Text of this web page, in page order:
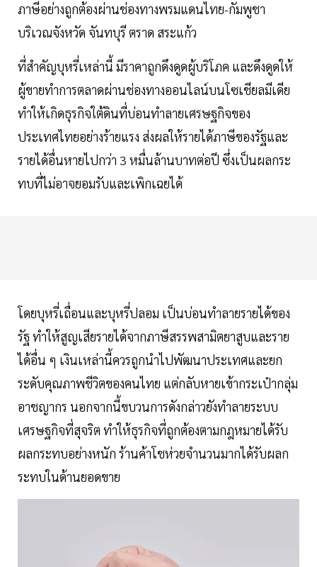
ภาษีอย่างถูกต้องผ่านช่องทางพรมแดนไทย-กัมพูชา
บริเวณจังหวัด จันทบุรี ตราด สระแก้ว
ที่สำคัญบุหรี่เหล่านี้ มีราคาถูกดึงดูดผู้บริโภค และดึงดูดให้
ผู้ขายทำการตลาดผ่านช่องทางออนไลน์บนโซเชียลมีเดีย
ทำให้เกิดธุรกิจใต้ดินที่บ่อนทำลายเศรษฐกิจของ
ประเทศไทยอย่างร้ายแรง ส่งผลให้รายได้ภาษีของรัฐและ
รายได้อื่นหายไปกว่า 3 หมื่นล้านบาทต่อปี ซึ่งเป็นผลกระ
ทบที่ไม่อาจยอมรับและเพิกเฉยได้
โดยบุหรี่เถื่อนและบุหรี่ปลอม เป็นบ่อนทำลายรายได้ของ
รัฐ ทำให้สูญเสียรายได้จากภาษีสรรพสามิตยาสูบและราย
ได้อื่น ๆ เงินเหล่านี้ควรถูกนำไปพัฒนาประเทศและยก
ระดับคุณภาพชีวิตของคนไทย แต่กลับหายเข้ากระเป๋ากลุ่ม
อาชญากร นอกจากนี้ขบวนการดังกล่าวยังทำลายระบบ
เศรษฐกิจที่สุจริต ทำให้ธุรกิจที่ถูกต้องตามกฎหมายได้รับ
ผลกระทบอย่างหนัก ร้านค้าโชห่วยจำนวนมากได้รับผลก
ระทบในด้านยอดขาย